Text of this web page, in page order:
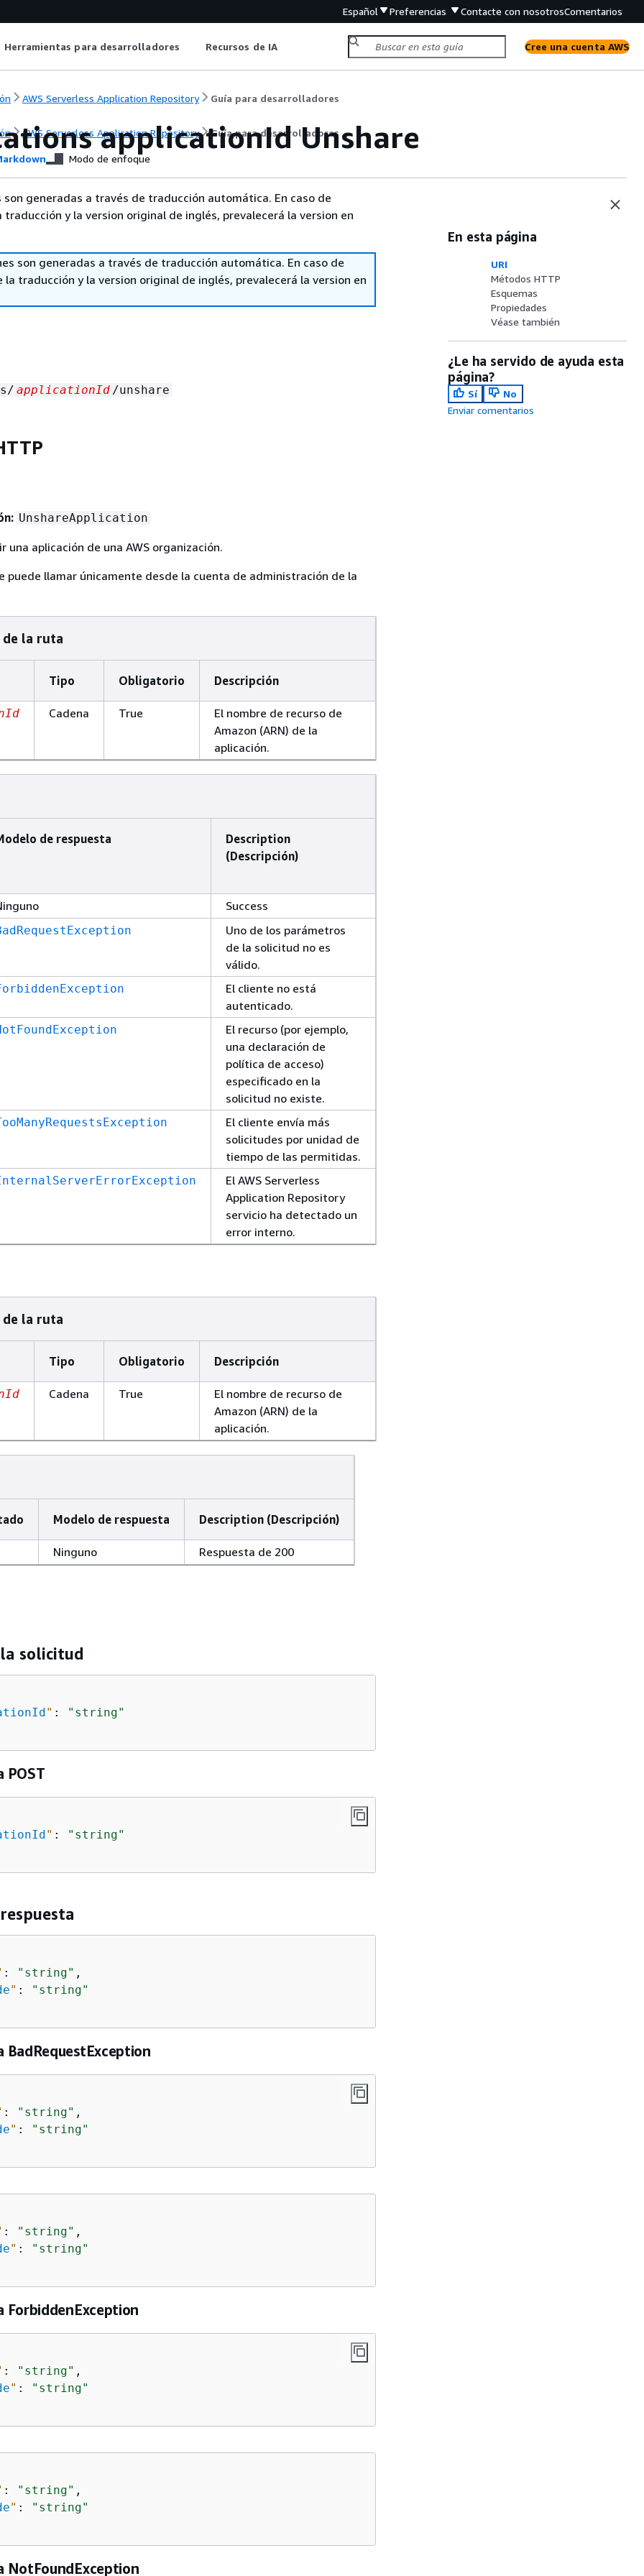
Español Preferencias Contacte con nosotrosComentarios
Herramientas para desarrolladores Recursos de IA Cree una cuenta AWS
AWS Serverless Application Repository Guía para desarrolladores
AWS Serverless Application Repository Guía para desarrolladores
applicationId Unshare
Modo de enfoque
son generadas a través de traducción automática. En caso de
y la version original de inglés, prevalecerá la version en
son generadas a través de traducción automática. En caso de
traducción y la version original de inglés, prevalecerá la version en
applicationId /unshare
UnshareApplication
una aplicación de una AWS organización.
puede llamar únicamente desde la cuenta de administración de la
la ruta
Tipo Obligatorio Descripción
Cadena True
El nombre de recurso de
Amazon (ARN) de la
aplicación.
de respuesta
Description
(Descripción)
Success
Uno de los parámetros
de la solicitud no es
válido.
El cliente no está
autenticado.
El recurso (por ejemplo,
una declaración de
política de acceso)
especificado en la
solicitud no existe.
El cliente envía más
solicitudes por unidad de
tiempo de las permitidas.
El AWS Serverless
Application Repository
servicio ha detectado un
error interno.
la ruta
Tipo Obligatorio Descripción
Cadena True
El nombre de recurso de
Amazon (ARN) de la
aplicación.
Modelo de respuesta Description (Descripción)
Ninguno Respuesta de 200
solicitud
" : "string"
POST
" : "string"
: "string" ,
" : "string"
BadRequestException
: "string" ,
" : "string"
: "string" ,
" : "string"
ForbiddenException
: "string" ,
" : "string"
: "string" ,
" : "string"
NotFoundException
En esta página
URI
Métodos HTTP
Esquemas
Propiedades
Véase también
¿Le ha servido de ayuda esta
página?
Sí
No
Enviar comentarios